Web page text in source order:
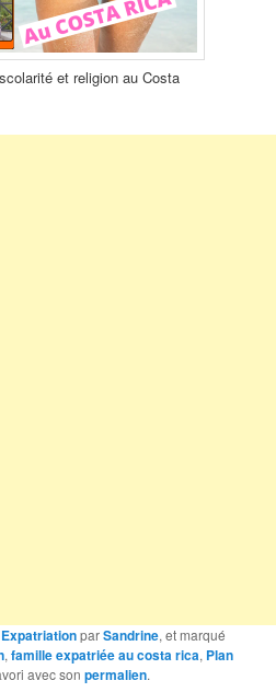
et religion au Costa
ExpatriationparSandrine, et marqué
,famille expatriée au costa rica, Plan
avec sonpermalien.